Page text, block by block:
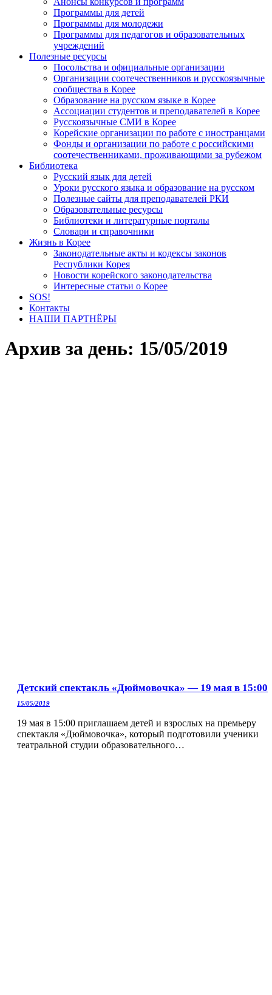
Программы для детей
Программы для молодежи
Программы для педагогов и образовательных
учреждений
Полезные ресурсы
Посольства и официальные организации
Организации соотечественников и русскоязычные
сообщества в Корее
Образование на русском языке в Корее
Ассоциации студентов и преподавателей в Корее
Русскоязычные СМИ в Корее
Корейские организации по работе с иностранцами
Фонды и организации по работе с российскими
соотечественниками, проживающими за рубежом
Библиотека
Русский язык для детей
Уроки русского языка и образование на русском
Полезные сайты для преподавателей РКИ
Образовательные ресурсы
Библиотеки и литературные порталы
Словари и справочники
Жизнь в Корее
Законодательные акты и кодексы законов
Республики Корея
Новости корейского законодательства
Интересные статьи о Корее
SOS!
Контакты
НАШИ ПАРТНЁРЫ
Архив за день: 15/05/2019
Детский спектакль «Дюймовочка» — 19 мая в 15:00
15/05/2019
19 мая в 15:00 приглашаем детей и взрослых на премьеру
спектакля «Дюймовочка», который подготовили ученики
театральной студии образовательного…